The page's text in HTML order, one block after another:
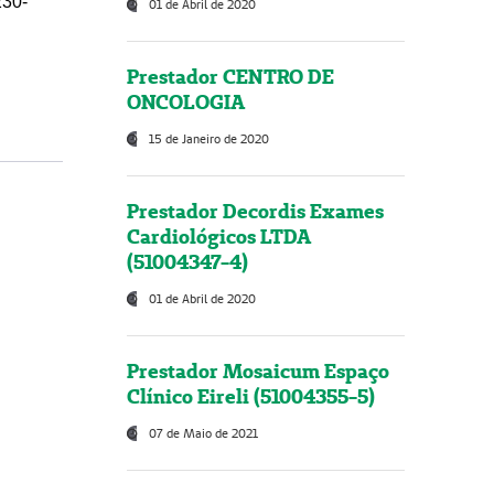
01 de Abril de 2020
Prestador CENTRO DE
ONCOLOGIA
15 de Janeiro de 2020
Prestador Decordis Exames
Cardiológicos LTDA
(51004347-4)
01 de Abril de 2020
Prestador Mosaicum Espaço
Clínico Eireli (51004355-5)
07 de Maio de 2021